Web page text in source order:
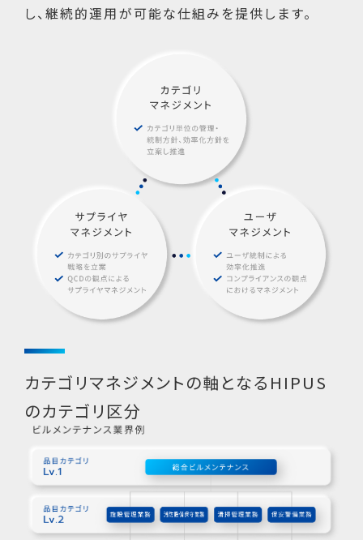
し、継続的運用が可能な仕組みを提供します。
カテゴリマネジメントの軸となるHIPUS
のカテゴリ区分